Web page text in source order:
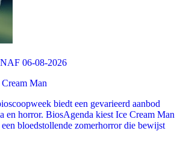
06-08-2026
Man
biedt een gevarieerd aanbod
en horror. BiosAgenda kiest Ice Cream Man
bloedstollende zomerhorror die bewijst